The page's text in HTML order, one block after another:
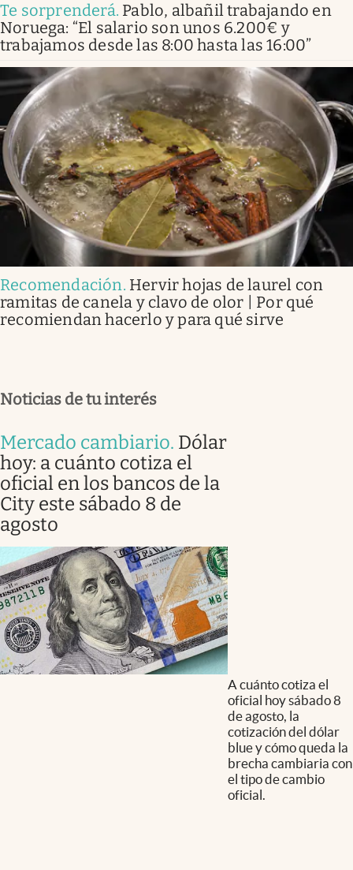
Te sorprenderá. Pablo, albañil trabajando en
Noruega: “El salario son unos 6.200€ y
trabajamos desde las 8:00 hasta las 16:00”
Recomendación. Hervir hojas de laurel con
ramitas de canela y clavo de olor | Por qué
recomiendan hacerlo y para qué sirve
Noticias de tu interés
Mercado cambiario. Dólar
hoy: a cuánto cotiza el
oficial en los bancos de la
City este sábado 8 de
agosto
A cuánto cotiza el
oficial hoy sábado 8
de agosto, la
cotización del dólar
blue y cómo queda la
brecha cambiaria con
el tipo de cambio
oficial.